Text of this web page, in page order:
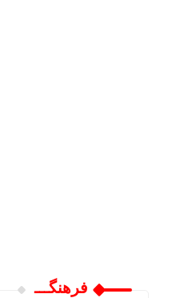
فرهنگـــ